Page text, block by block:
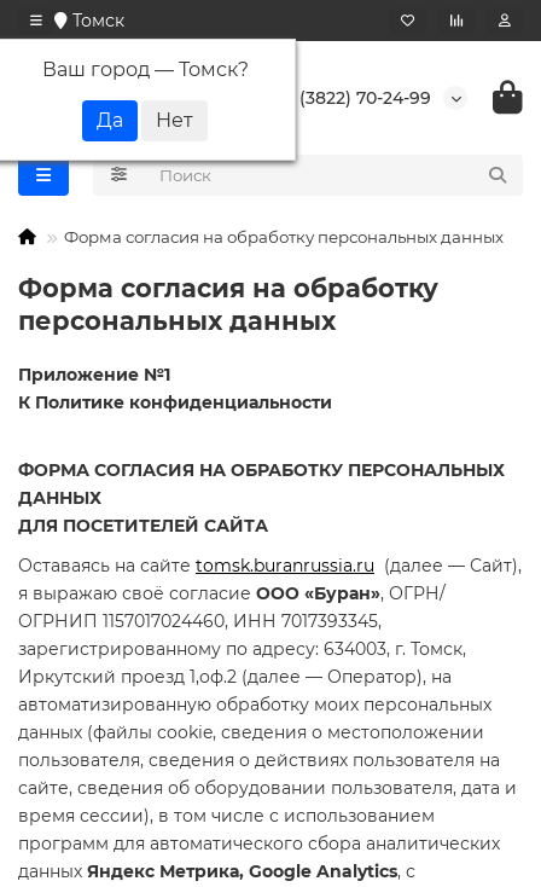
Томск
Ваш город — Томск?
+7 (3822) 70-24-99
Форма согласия на обработку персональных данных
Форма согласия на обработку
персональных данных
Приложение №1
К Политике конфиденциальности
ФОРМА СОГЛАСИЯ НА ОБРАБОТКУ ПЕРСОНАЛЬНЫХ
ДАННЫХ
ДЛЯ ПОСЕТИТЕЛЕЙ САЙТА
Оставаясь на сайте tomsk.buranrussia.ru (далее — Сайт),
я выражаю своё согласие ООО «Буран», ОГРН/
ОГРНИП 1157017024460, ИНН 7017393345,
зарегистрированному по адресу: 634003, г. Томск,
Иркутский проезд 1,оф.2 (далее — Оператор), на
автоматизированную обработку моих персональных
данных (файлы cookie, сведения о местоположении
пользователя, сведения о действиях пользователя на
сайте, сведения об оборудовании пользователя, дата и
время сессии), в том числе с использованием
программ для автоматического сбора аналитических
данных Яндекс Метрика, Google Analytics, с